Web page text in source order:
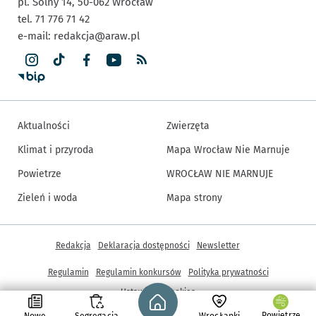
Strona główna - wroclaw.pl
tel. 71 776 71 42
e-mail: redakcja@araw.pl
Aktualności
Klimat i przyroda
Powietrze
Zieleń i woda
Zwierzęta
Mapa Wrocław Nie Marnuje
WROCŁAW NIE MARNUJE
Mapa strony
Inne informacje
Redakcja Deklaracja dostępności Newsletter
Regulamin Regulamin konkursów
Polityka prywatności
Ustawienia cookies